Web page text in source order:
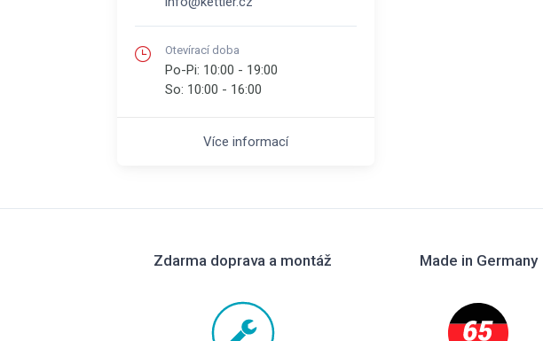
Otevírací doba
Po-Pi: 10:00 - 19:00
So: 10:00 - 16:00
Více informací
Zdarma doprava a montáž Made in Germany